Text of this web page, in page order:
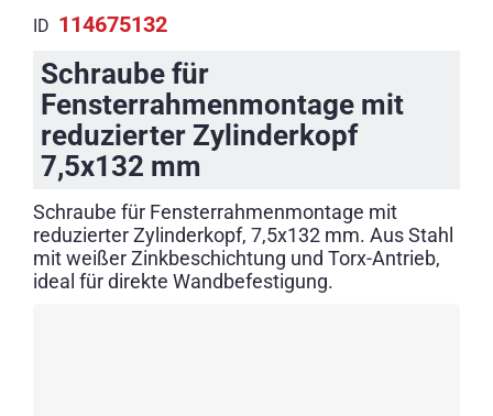
ID 114675132
Schraube für
Fensterrahmenmontage mit
reduzierter Zylinderkopf
7,5x132 mm
Schraube für Fensterrahmenmontage mit
reduzierter Zylinderkopf, 7,5x132 mm. Aus Stahl
mit weißer Zinkbeschichtung und Torx-Antrieb,
ideal für direkte Wandbefestigung.